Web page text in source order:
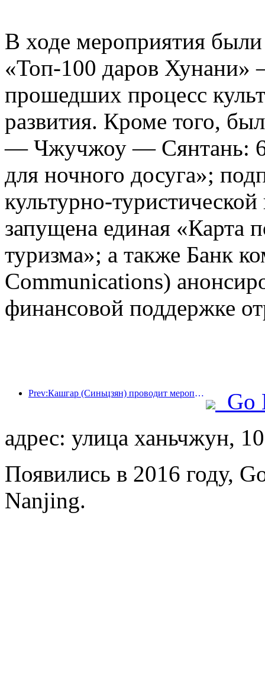
В ходе мероприятия были
«Топ-100 даров Хунани»
прошедших процесс
развития. Кроме того,
— Чжучжоу — Сянтань:
для ночного досуга»;
культурно-
запущена единая «Карта
туризма»; а также Банк
Communications)
финансовой поддержке
Prev:Кашгар (Синьцзян) проводит мероприятие по продвижению туризма с целью содействия межэтническому обмену.
Go
адрес: улица ханьчжун,
Появились в 2016 году,
Nanjing.